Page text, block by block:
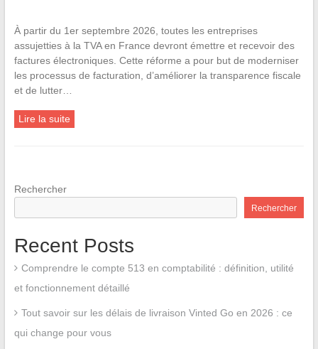
À partir du 1er septembre 2026, toutes les entreprises
assujetties à la TVA en France devront émettre et recevoir des
factures électroniques. Cette réforme a pour but de moderniser
les processus de facturation, d’améliorer la transparence fiscale
et de lutter…
Lire la suite
Rechercher
Rechercher
Recent Posts
Comprendre le compte 513 en comptabilité : définition, utilité
et fonctionnement détaillé
Tout savoir sur les délais de livraison Vinted Go en 2026 : ce
qui change pour vous